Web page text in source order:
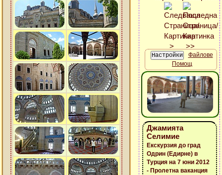
Файлове
Помощ
Джамията
Селимие
Екскурзия до град
Одрин (Едирне) в
Турция на 7 юни 2012
- Пролетна ваканция